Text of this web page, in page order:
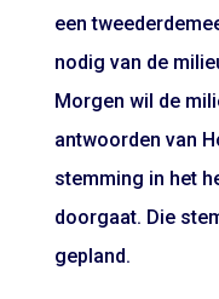
een
nodig van de
Morgen wil de
antwoorden van
stemming in het
doorgaat. Die
gepland.